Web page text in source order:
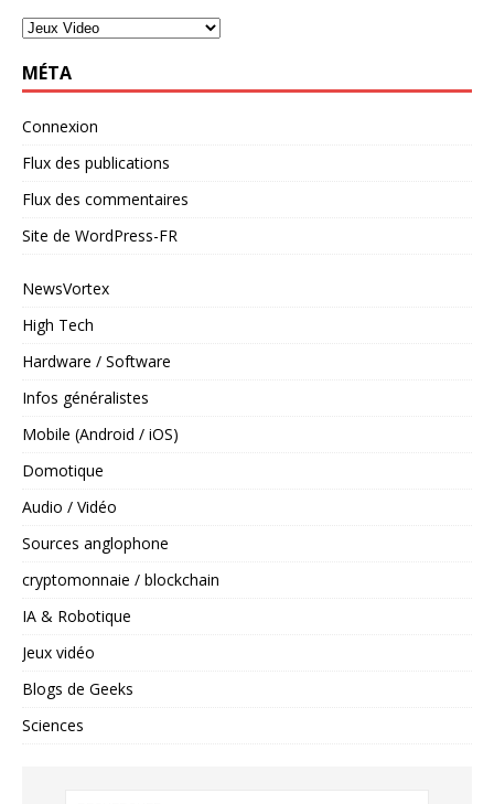
MÉTA
Connexion
Flux des publications
Flux des commentaires
Site de WordPress-FR
NewsVortex
High Tech
Hardware / Software
Infos généralistes
Mobile (Android / iOS)
Domotique
Audio / Vidéo
Sources anglophone
cryptomonnaie / blockchain
IA & Robotique
Jeux vidéo
Blogs de Geeks
Sciences